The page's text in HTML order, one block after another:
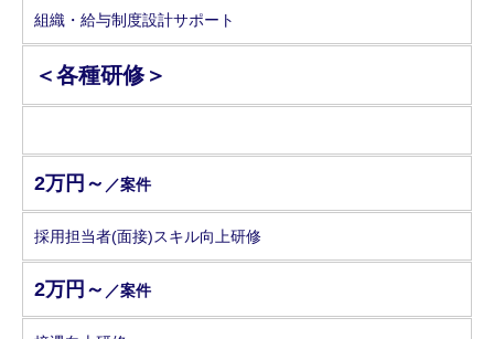
組織・給与制度設計サポート
＜各種研修＞
2万円～ ／案件
採用担当者(面接)スキル向上研修
2万円～ ／案件